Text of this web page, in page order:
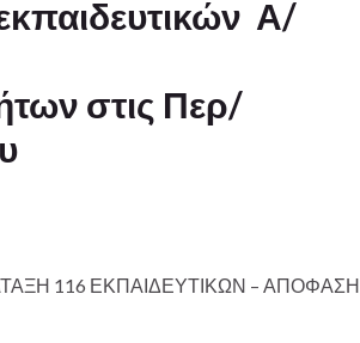
Α/
στις Περ/
116 ΕΚΠΑΙΔΕΥΤΙΚΩΝ – ΑΠΟΦΑΣΗ